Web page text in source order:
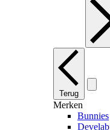
Terug
Merken
Bunnies
Develab